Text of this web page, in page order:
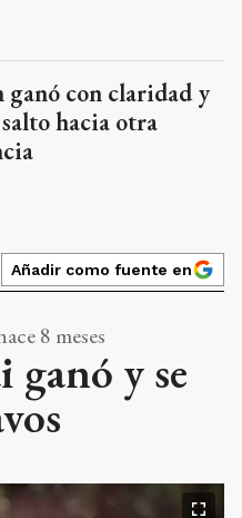
ganó con claridad y
hacia otra
Añadir como fuente en
8 meses
y se